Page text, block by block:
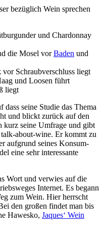
bezüglich Wein sprechen
und Chardonnay
die Mosel vorBaden und
Schraubverschluss liegt
und Loosen führt
liegt
dass seine Studie das Thema
und blickt zurück auf den
kurz seine Umfrage und gibt
talk-about-wine. Er kommt zu
aufgrund seines Konsum-
eine sehr interessante
Wort und verwies auf die
Internet. Es begann
zum Wein. Hier herrscht
den großen findet man bis
Hawesko, Jaques‘ Wein